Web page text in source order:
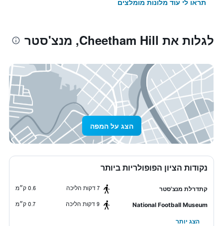
תראו לי עוד מלונות מומלצים
לגלות את Cheetham Hill, מנצ'סטר
הצג על המפה
נקודות הציון הפופולריות ביותר
קתדרלת מנצ'סטר 7 דקות הליכה 0.6 ק״מ
National Football Museum 9 דקות הליכה 0.7 ק״מ
הצג יותר